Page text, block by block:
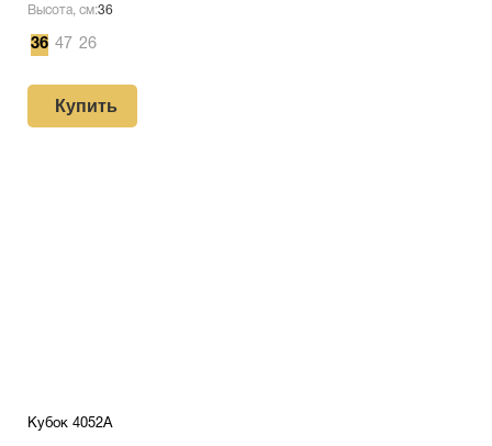
Высота, см:36
36 47 26
Купить
Кубок 4052A